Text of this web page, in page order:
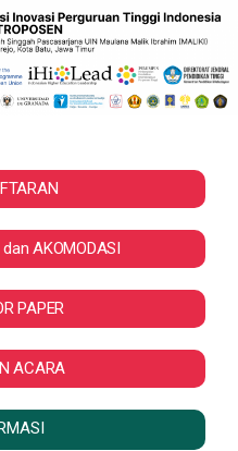
AKOMODASI
PAPER
ACARA